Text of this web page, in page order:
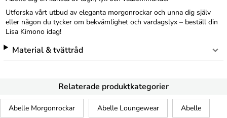
Utforska vårt utbud av eleganta morgonrockar och unna dig själv
eller någon du tycker om bekvämlighet och vardagslyx – beställ din
Lisa Kimono idag!
Material & tvättråd
Relaterade produktkategorier
Abelle Morgonrockar Abelle Loungewear Abelle